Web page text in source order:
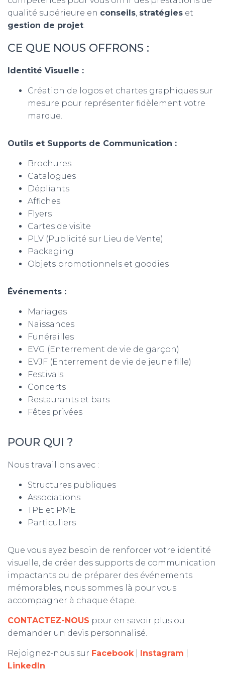
qualité supérieure en conseils, stratégies et
gestion de projet.
CE QUE NOUS OFFRONS :
Identité Visuelle :
Création de logos et chartes graphiques sur
mesure pour représenter fidèlement votre
marque.
Outils et Supports de Communication :
Brochures
Catalogues
Dépliants
Affiches
Flyers
Cartes de visite
PLV (Publicité sur Lieu de Vente)
Packaging
Objets promotionnels et goodies
Événements :
Mariages
Naissances
Funérailles
EVG (Enterrement de vie de garçon)
EVJF (Enterrement de vie de jeune fille)
Festivals
Concerts
Restaurants et bars
Fêtes privées
POUR QUI ?
Nous travaillons avec :
Structures publiques
Associations
TPE et PME
Particuliers
Que vous ayez besoin de renforcer votre identité
visuelle, de créer des supports de communication
impactants ou de préparer des événements
mémorables, nous sommes là pour vous
accompagner à chaque étape.
CONTACTEZ-NOUS pour en savoir plus ou
demander un devis personnalisé.
Rejoignez-nous sur Facebook| Instagram
LinkedIn.